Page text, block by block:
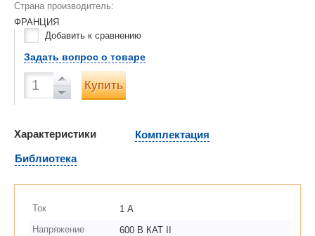
Страна производитель:
ФРАНЦИЯ
Добавить к сравнению
Задать вопрос о товаре
Купить
Характеристики
Комплектация
Библиотека
Ток
1 А
Напряжение
600 В КАТ II